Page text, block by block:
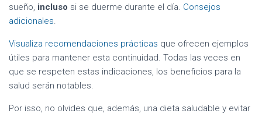
sueño, incluso si se duerme durante el día. Consejos
adicionales.
Visualiza recomendaciones prácticas que ofrecen ejemplos
útiles para mantener esta continuidad. Todas las veces en
que se respeten estas indicaciones, los beneficios para la
salud serán notables.
Por isso, no olvides que, además, una dieta saludable y evitar